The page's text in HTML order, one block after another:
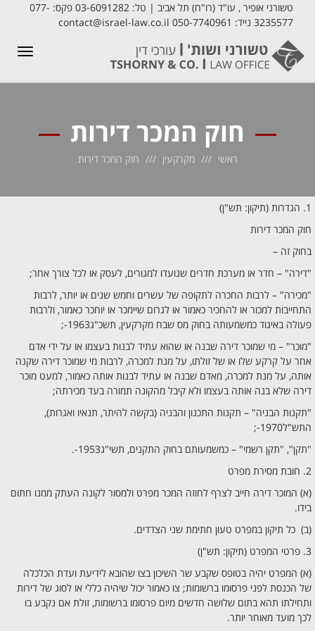
טשורני אופיר , עו"ד (רו"ח) תל אביב | טל: 03-6091282 פקס: 077-
3235577 נייד: 050-7740961 contact@israel-law.co.il
חוק המכר דירות
ראשי מקרקעין חוק המכר דירות
1. הגדרות (תיקון: תש"ן)
חוק המכר דירות
בחוק זה –
"דירה" – חדר או מערכת חדרים שנועדו למגורים, לעסק או לכל צורך אחר;
"מכירה" – לרבות החכרה לתקופה של עשרים וחמש שנים או יותר, לרבות
התחייבות למכור או להחכיר כאמור או לגרום שיימכר או יוחכר כאמור, ולרבות
פעולה באיגוד כמשמעותה בחוק מס שבח מקרקעין, תשכ"ג1963-;
"מוכר" – מי שמוכר דירה שבנה או שהוא עתיד לבנות בעצמו או על ידי אדם
אחר על קרקע שלו או של זולתו, על מנת למכרה, לרבות מי שמוכר דירה שקנה
אותה, על מנת למכרה, מאדם שבנה או עתיד לבנות אותה כאמור, למעט מוכר
דירה שלא בנה אותה בעצמו ולא קיבל מהקונה תמורה בעד מכירתה;
"תקנות הבניה" – תקנות התכנון והבניה (בקשה להיתר, תנאיו ואגרות),
התש"ל1970-;
"תקן", "תקן רשמי" – כמשמעותם בחוק התקנים, תשי"ג1953-.
2. חובת מסירת מפרט
(א) המוכר דירה חייב לצרף לחוזה המכר מפרט ולמסור לקונה העתק ממנו חתום
בידו.
(ב) כל תיקון במפרט טעון חתימת שני הצדדים.
3. פרטי המפרט (תיקון: תש"ן)
(א) המפרט יהיה בטופס שקבע שר השיכון בצו שהובא לידיעת ועדת הכלכלה
של הכנסת לפני פרסומו ברשומות; צו כאמור יכול שיהיה כללי או לסוג של דירות
ותחילתו תהא בתום שלושה חדשים מיום פרסומו ברשומות, זולת אם נקבע בו
לכך מועד מאוחר יותר.